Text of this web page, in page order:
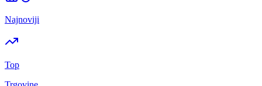
Najnoviji
Top